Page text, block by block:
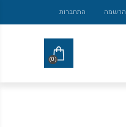
הרשמה התחברות
(0)